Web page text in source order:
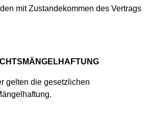
mit Zustandekommen des Vertrags
gelten die gesetzlichen